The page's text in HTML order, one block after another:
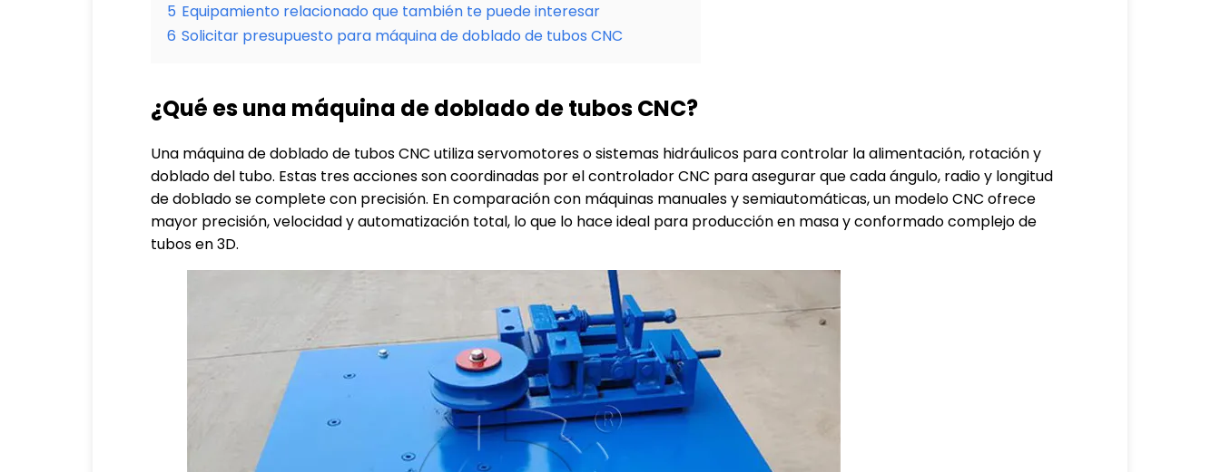
5 Equipamiento relacionado que también te puede interesar
6 Solicitar presupuesto para máquina de doblado de tubos CNC
¿Qué es una máquina de doblado de tubos CNC?
Una máquina de doblado de tubos CNC utiliza servomotores o sistemas hidráulicos para controlar la alimentación, rotación y
doblado del tubo. Estas tres acciones son coordinadas por el controlador CNC para asegurar que cada ángulo, radio y longitud
de doblado se complete con precisión. En comparación con máquinas manuales y semiautomáticas, un modelo CNC ofrece
mayor precisión, velocidad y automatización total, lo que lo hace ideal para producción en masa y conformado complejo de
tubos en 3D.